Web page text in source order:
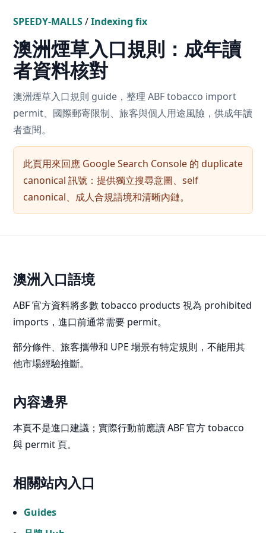
SPEEDY-MALLS/Indexing fix
澳洲煙草入口規則：成年讀
者資料核對
澳洲煙草入口規則 guide，整理 ABF tobacco import
permit、國際郵寄限制、旅客與個人用途風險，供成年讀
者查閱。
此頁用來回應 Google Search Console 的 duplicate
canonical 訊號：提供獨立搜尋意圖、self
canonical、成人合規語境和清晰內鏈。
澳洲入口語境
ABF 官方資料將多數 tobacco products 視為 prohibited
imports，進口前通常需要 permit。
部分條件、旅客攜帶和 UPE 場景有特定規則，不能用其
他市場經驗推斷。
內容邊界
本頁不是進口建議；實際行動前應讀 ABF 官方 tobacco
與 permit 頁。
相關站內入口
Guides